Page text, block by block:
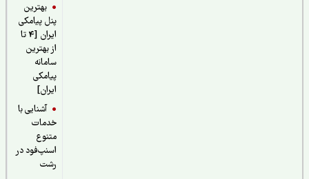
بهترین
پنل پیامکی
ایران [4 تا
از بهترین
سامانه
پیامکی
آشنایی با
خدمات
اسنپ‌فود در